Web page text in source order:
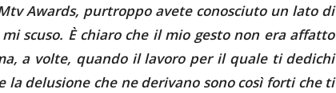
Awards, purtroppo avete conosciuto un lato di
scuso. È chiaro che il mio gesto non era affatto
a volte, quando il lavoro per il quale ti dedichi
delusione che ne derivano sono così forti che ti